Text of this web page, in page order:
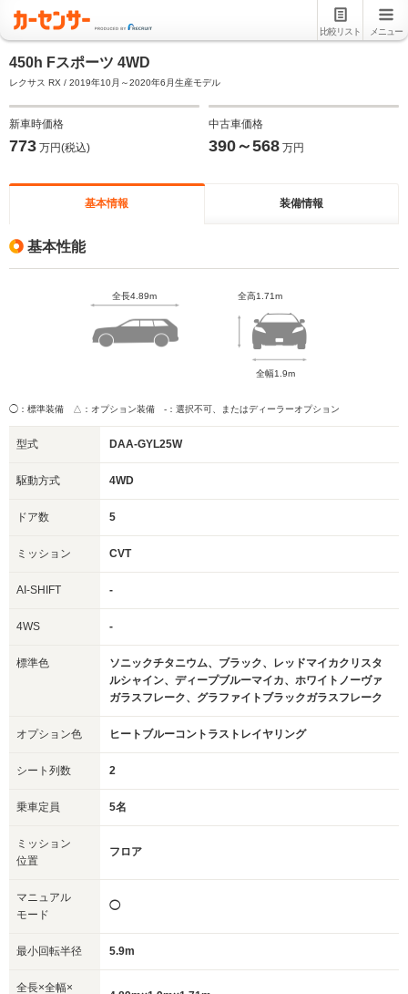
比較リスト メニュー
450h Fスポーツ 4WD
レクサス RX / 2019年10月～2020年6月生産モデル
新車時価格
773 万円(税込)
中古車価格
390～568 万円
基本情報 装備情報
基本性能
全長4.89m 全高1.71m
全幅1.9m
◯：標準装備 △：オプション装備 -：選択不可、またはディーラーオプション
型式 DAA-GYL25W
駆動方式 4WD
ドア数 5
ミッション CVT
AI-SHIFT -
4WS -
標準色
ソニックチタニウム、ブラック、レッドマイカクリスタ
ルシャイン、ディープブルーマイカ、ホワイトノーヴァ
ガラスフレーク、グラファイトブラックガラスフレーク
オプション色 ヒートブルーコントラストレイヤリング
シート列数 2
乗車定員 5名
ミッション
位置
フロア
マニュアル
モード
◯
最小回転半径 5.9m
全長×全幅×